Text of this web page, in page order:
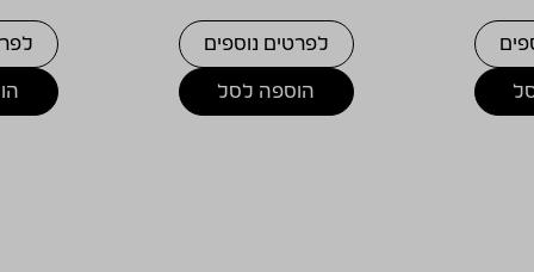
לפרטים נוספים
הוספה לסל